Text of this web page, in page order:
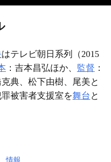
はテレビ朝日系列（2015
：吉本昌弘ほか、 監督 ：
克典、松下由樹、尾美と
被害者支援室を舞台 と
情報